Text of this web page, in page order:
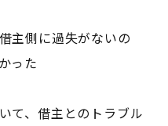
主側に過失がないの
った
て、借主とのトラブル